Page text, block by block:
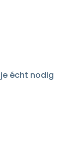
écht nodig